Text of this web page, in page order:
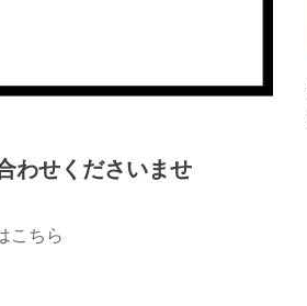
わせくださいませ
こちら